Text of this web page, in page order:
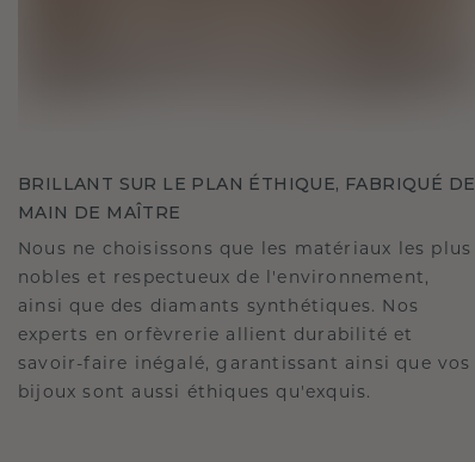
BRILLANT SUR LE PLAN ÉTHIQUE, FABRIQUÉ DE
MAIN DE MAÎTRE
Nous ne choisissons que les matériaux les plus
nobles et respectueux de l'environnement,
ainsi que des diamants synthétiques. Nos
experts en orfèvrerie allient durabilité et
savoir-faire inégalé, garantissant ainsi que vos
bijoux sont aussi éthiques qu'exquis.